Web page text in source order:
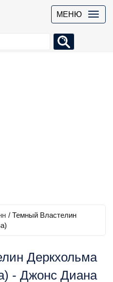
МЕНЮ
/ Темный Властелин
Деркхольма
- Джонс Диана